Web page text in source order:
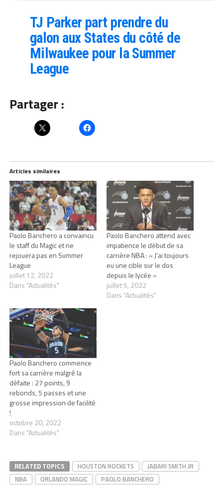
TJ Parker part prendre du
galon aux States du côté de
Milwaukee pour la Summer
League
Partager :
Articles similaires
Paolo Banchero a convaincu
le staff du Magic et ne
rejouera pas en Summer
League
juillet 12, 2022
Dans "Actualités"
Paolo Banchero attend avec
impatience le début de sa
carrière NBA : « J’ai toujours
eu une cible sur le dos
depuis le lycée »
juillet 5, 2022
Dans "Actualités"
Paolo Banchero commence
fort sa carrière malgré la
défaite : 27 points, 9
rebonds, 5 passes et une
grosse impression de facilité
!
octobre 20, 2022
Dans "Actualités"
RELATED TOPICS HOUSTON ROCKETS
JABARI SMITH JR
NBA
ORLANDO MAGIC PAOLO BANCHERO